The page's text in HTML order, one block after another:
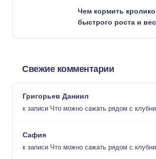
Чем кормить
быстрого роста и
Свежие комментарии
Григорьев Даниил
к записи Что можно сажать рядом с
Сафия
к записи Что можно сажать рядом с